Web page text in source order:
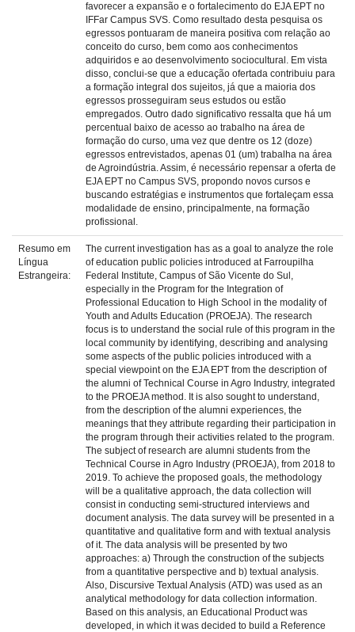
favorecer a expansão e o fortalecimento do EJA EPT no
IFFar Campus SVS. Como resultado desta pesquisa os
egressos pontuaram de maneira positiva com relação ao
conceito do curso, bem como aos conhecimentos
adquiridos e ao desenvolvimento sociocultural. Em vista
disso, conclui-se que a educação ofertada contribuiu para
a formação integral dos sujeitos, já que a maioria dos
egressos prosseguiram seus estudos ou estão
empregados. Outro dado significativo ressalta que há um
percentual baixo de acesso ao trabalho na área de
formação do curso, uma vez que dentre os 12 (doze)
egressos entrevistados, apenas 01 (um) trabalha na área
de Agroindústria. Assim, é necessário repensar a oferta de
EJA EPT no Campus SVS, propondo novos cursos e
buscando estratégias e instrumentos que fortaleçam essa
modalidade de ensino, principalmente, na formação
profissional.
Resumo em
Língua
Estrangeira:
The current investigation has as a goal to analyze the role
of education public policies introduced at Farroupilha
Federal Institute, Campus of São Vicente do Sul,
especially in the Program for the Integration of
Professional Education to High School in the modality of
Youth and Adults Education (PROEJA). The research
focus is to understand the social rule of this program in the
local community by identifying, describing and analysing
some aspects of the public policies introduced with a
special viewpoint on the EJA EPT from the description of
the alumni of Technical Course in Agro Industry, integrated
to the PROEJA method. It is also sought to understand,
from the description of the alumni experiences, the
meanings that they attribute regarding their participation in
the program through their activities related to the program.
The subject of research are alumni students from the
Technical Course in Agro Industry (PROEJA), from 2018 to
2019. To achieve the proposed goals, the methodology
will be a qualitative approach, the data collection will
consist in conducting semi-structured interviews and
document analysis. The data survey will be presented in a
quantitative and qualitative form and with textual analysis
of it. The data analysis will be presented by two
approaches: a) Through the construction of the subjects
from a quantitative perspective and b) textual analysis.
Also, Discursive Textual Analysis (ATD) was used as an
analytical methodology for data collection information.
Based on this analysis, an Educational Product was
developed, in which it was decided to build a Reference